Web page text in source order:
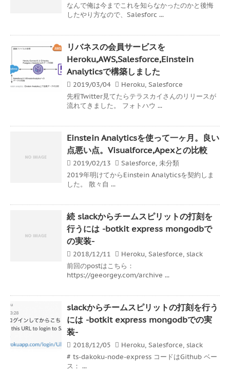
なんで俺は今までこれを知らなかったのかと後悔
したやり方なので、Salesforc ...
リバネスの会員サービスを
Heroku,AWS,Salesforce,Einstein
Analyticsで構築しました
2019/03/04 Heroku, Salesforce
先程Twitter見てたらテラスカイさんのリリースが
流れてきました。 フォトハウ ...
Einstein Analyticsを使って一ヶ月。良い
点悪い点。Visualforce,Apexとの比較
2019/02/13 Salesforce, 未分類
2019年明けてからEinstein Analyticsを契約しま
した。 散々自 ...
続 slackからチームスピリットの打刻を
行うには -botkit express mongodbで
の実装-
2018/12/11 Heroku, Salesforce, slack
前回のpostはこちら：
https://geeorgey.com/archive ...
slackからチームスピリットの打刻を行う
には -botkit express mongodbでの実
装-
2018/12/05 Heroku, Salesforce, slack
# ts-dakoku-node-express コードはGithub ベー
ス： ...